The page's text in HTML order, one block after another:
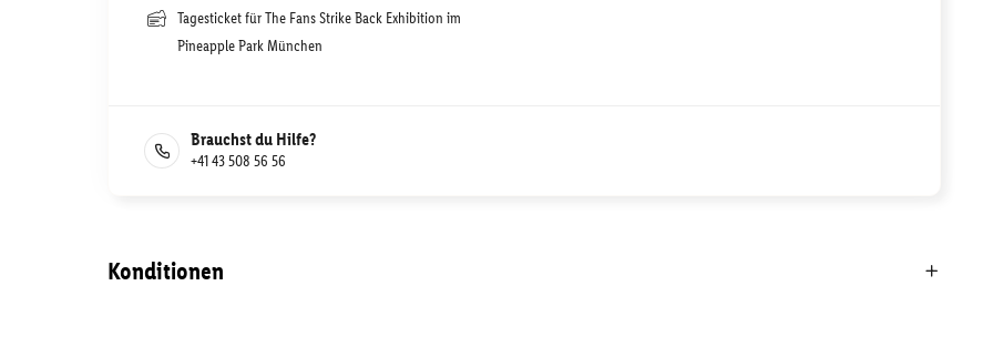
Tagesticket für The Fans Strike Back Exhibition im
Pineapple Park München
Brauchst du Hilfe?
+41 43 508 56 56
Konditionen